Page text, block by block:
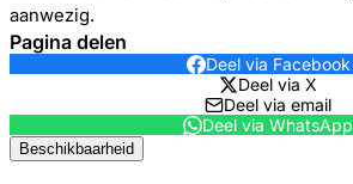
aanwezig.
Pagina delen
Deel via Facebook
Deel via X
Deel via email
Deel via WhatsApp
Beschikbaarheid